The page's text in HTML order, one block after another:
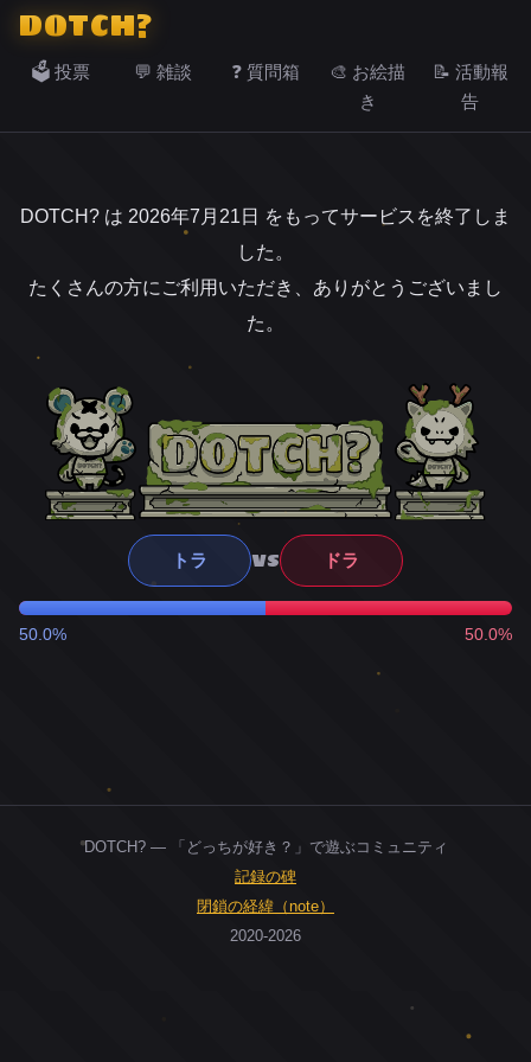
DOTCH?
🗳️ 投票 💬 雑談 ❓ 質問箱
🎨 お絵描
き
📝 活動報
告
DOTCH? は 2026年7月21日 をもってサービスを終了しま
した。
たくさんの方にご利用いただき、ありがとうございまし
た。
トラ VS ドラ
50.0% 50.0%
DOTCH? — 「どっちが好き？」で遊ぶコミュニティ
記録の碑
閉鎖の経緯（note）
2020-2026